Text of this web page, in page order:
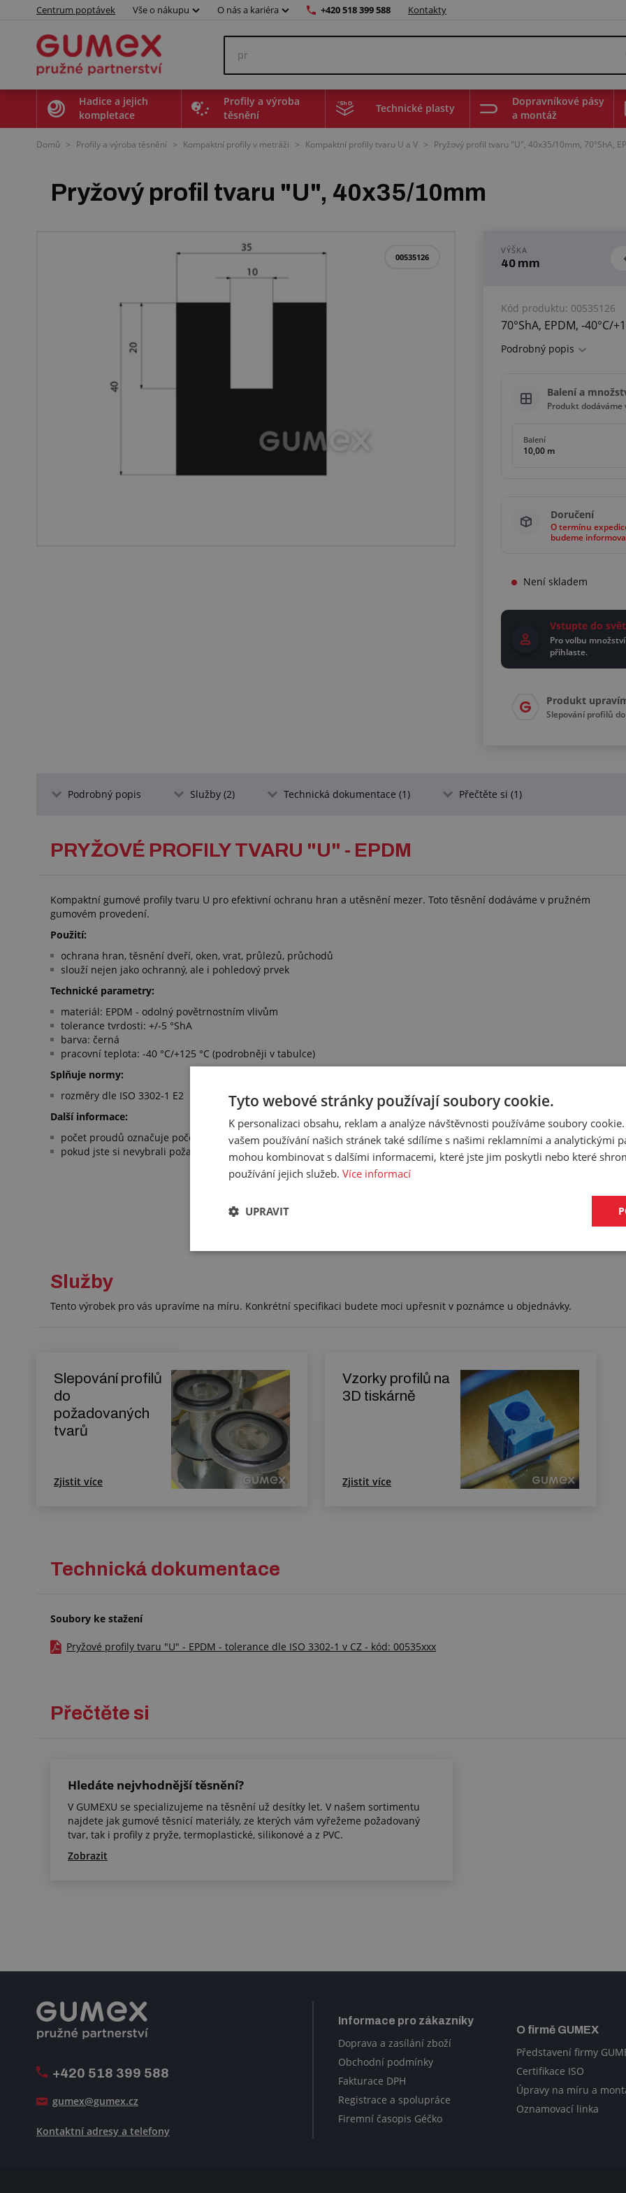
Centrum poptávek Vše o nákupu O nás a kariéra +420 518 399 588 Kontakty
Hadice a jejich
kompletace
Profily a výroba
těsnění
Technické plasty
Dopravníkové pásy
a montáž
Domů > Profily a výroba těsnění > Kompaktní profily v metráži > Kompaktní profily tvaru U a V > Pryžový profil tvaru "U", 40x35/10mm, 70°ShA,
Pryžový profil tvaru "U", 40x35/10mm
00535126
VÝŠKA
40 mm
Kód produktu: 00535126
70°ShA, EPDM, -40°C/
Podrobný popis
Balení a
Produkt
Balení
10,00 m
Doručení
O termínu
budeme
Není skladem
Vstupte do
Pro volbu
přihlaste.
Produkt
Slepování profilů
Podrobný popis Služby (2) Technická dokumentace (1) Přečtěte si (1)
PRYŽOVÉ PROFILY TVARU "U" - EPDM
Kompaktní gumové profily tvaru U pro efektivní ochranu hran a utěsnění mezer. Toto těsnění dodáváme v pružném
gumovém provedení.
Použití:
ochrana hran, těsnění dveří, oken, vrat, průlezů, průchodů
slouží nejen jako ochranný, ale i pohledový prvek
Technické parametry:
materiál: EPDM - odolný povětrnostním vlivům
tolerance tvrdosti: +/-5 °ShA
barva: černá
pracovní teplota: -40 °C/+125 °C (podrobněji v tabulce)
Splňuje normy:
rozměry dle ISO 3302-1 E2
Další informace:
počet proudů označuje počet pruhů vedle sebe, ze kterých je složeno jedno balení
pokud jste si nevybrali požadovaný profil nebo tvar, můžete navštívit naši sekci"Profily v metráži na míru"
Služby
Tento výrobek pro vás upravíme na míru. Konkrétní specifikaci budete moci upřesnit v poznámce u objednávky.
Slepování profilů
do
požadovaných
tvarů
Zjistit více
Vzorky profilů na
3D tiskárně
Zjistit více
Technická dokumentace
Soubory ke stažení
Pryžové profily tvaru "U" - EPDM - tolerance dle ISO 3302-1 v CZ - kód: 00535xxx
Přečtěte si
Hledáte nejvhodnější těsnění?
V GUMEXU se specializujeme na těsnění už desítky let. V našem sortimentu
najdete jak gumové těsnicí materiály, ze kterých vám vyřežeme požadovaný
tvar, tak i profily z pryže, termoplastické, silikonové a z PVC.
Zobrazit
+420 518 399 588
gumex@gumex.cz
Kontaktní adresy a telefony
Informace pro zákazníky
Doprava a zasílání zboží
Obchodní podmínky
Fakturace DPH
Registrace a spolupráce
Firemní časopis Géčko
O firmě GUMEX
Představení firmy
Certifikace ISO
Úpravy na míru a
Oznamovací linka
Tyto webové stránky používají soubory cookie.
K personalizaci obsahu, reklam a analýze návštěvnosti používáme soubory
vašem používání našich stránek také sdílíme s našimi reklamními a analytickými
mohou kombinovat s dalšími informacemi, které jste jim poskytli nebo které
používání jejich služeb. Více informací
UPRAVIT